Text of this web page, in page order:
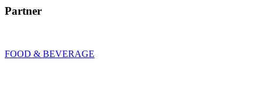
Partner
FOOD & BEVERAGE